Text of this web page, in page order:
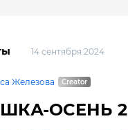
14 сентября 2024
Железова
ОСЕНЬ 2